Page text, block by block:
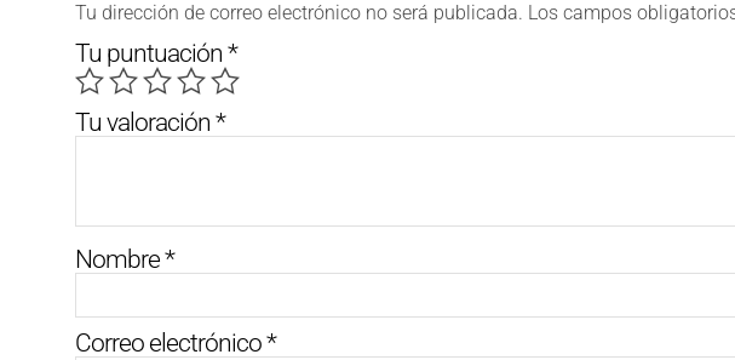
Tu dirección de correo electrónico no será publicada. Los campos
Tu puntuación *
Tu valoración *
Nombre*
Correo electrónico*